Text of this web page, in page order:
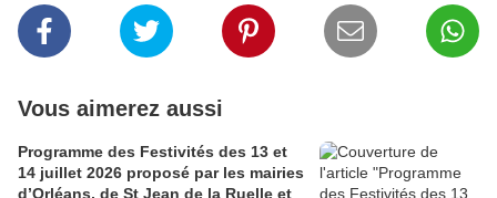
Vous aimerez aussi
Programme des Festivités des 13 et
14 juillet 2026 proposé par les mairies
d’Orléans, de St Jean de la Ruelle et